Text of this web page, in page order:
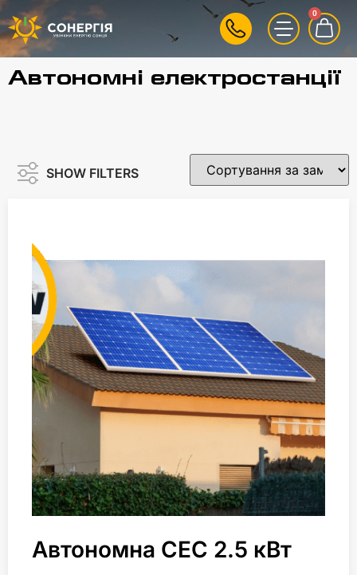
0
Автономні електростанції
SHOW FILTERS
Автономна СЕС 2.5 кВт